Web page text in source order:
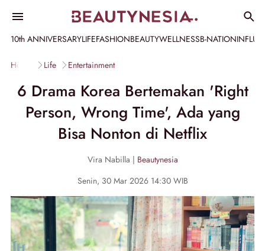
10th ANNIVERSARYLIFEFASHIONBEAUTYWELLNESSB-NATION
Home Life Entertainment
6 Drama Korea Bertemakan 'Right
Person, Wrong Time', Ada yang
Bisa Nonton di Netflix
Vira Nabilla | Beautynesia
Senin, 30 Mar 2026 14:30 WIB